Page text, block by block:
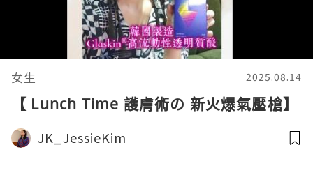
女生 2025.08.14
【 Lunch Time 護膚術の 新火爆氣壓槍】
JK_JessieKim